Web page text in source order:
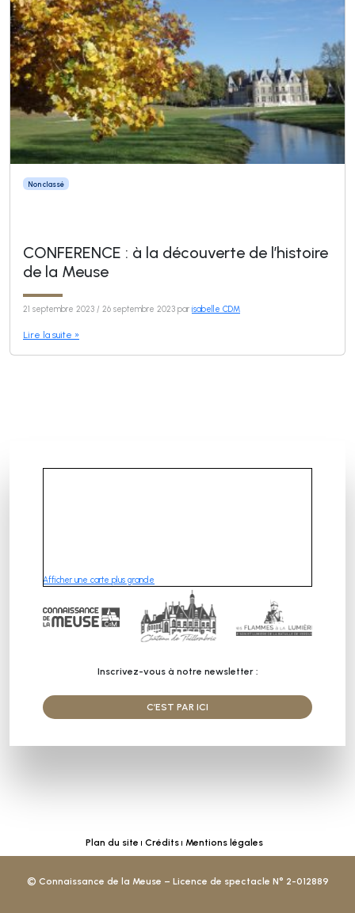
Non classé
CONFERENCE : à la découverte de l’histoire
de la Meuse
21 septembre 2023 / 26 septembre 2023 par isabelle CDM
Lire la suite »
Afficher une carte plus grande
Inscrivez-vous à notre newsletter :
C’EST PAR ICI
Plan du site Crédits Mentions légales
© Connaissance de la Meuse – Licence de spectacle N° 2-012889